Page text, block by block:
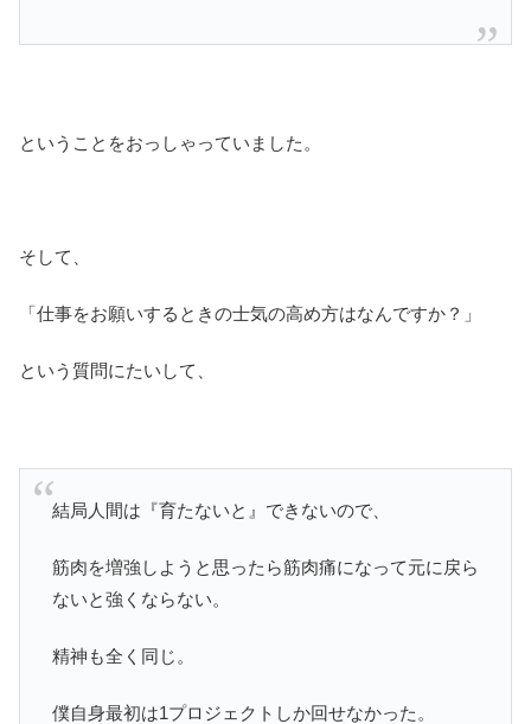
ということをおっしゃっていました。
そして、
「仕事をお願いするときの士気の高め方はなんですか？」
という質問にたいして、
結局人間は『育たないと』できないので、
筋肉を増強しようと思ったら筋肉痛になって元に戻ら
ないと強くならない。
精神も全く同じ。
僕自身最初は1プロジェクトしか回せなかった。